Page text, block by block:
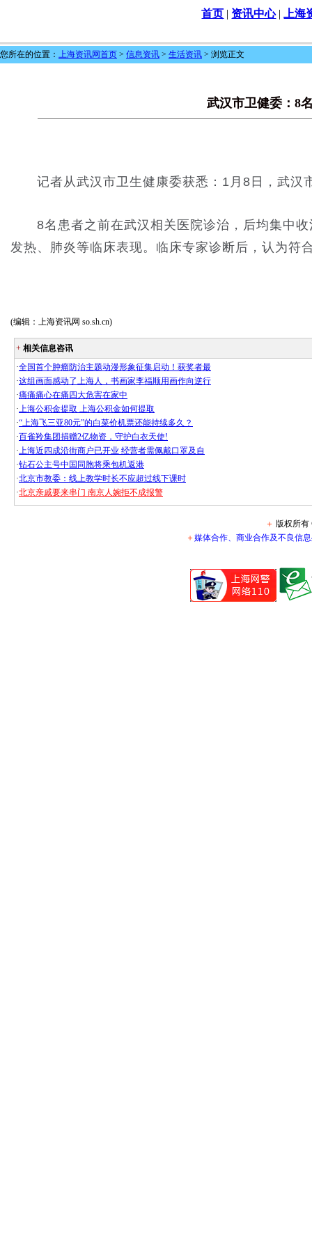
首页 | 资讯中心| 上海
您所在的位置： 上海资讯网首页 > 信息资讯 > 生活资讯 > 浏览正文
武汉市卫健委：8
记者从武汉市卫生健康委获悉：1月8日，武汉
8名患者之前在武汉相关医院诊治，后均集中收
发热、肺炎等临床表现。临床专家诊断后，认为符
(编辑：上海资讯网 so.sh.cn)
+ 相关信息咨讯
·全国首个肿瘤防治主题动漫形象征集启动！获奖者最
·这组画面感动了上海人，书画家李福顺用画作向逆行
·痛痛痛心在痛四大危害在家中
·上海公积金提取 上海公积金如何提取
·“上海飞三亚80元”的白菜价机票还能持续多久？
·百雀羚集团捐赠2亿物资，守护白衣天使!
·上海近四成沿街商户已开业 经营者需佩戴口罩及自
·钻石公主号中国同胞将乘包机返港
·北京市教委：线上教学时长不应超过线下课时
·北京亲戚要来串门 南京人婉拒不成报警
＋ 版权所有
＋媒体合作、商业合作及不良信